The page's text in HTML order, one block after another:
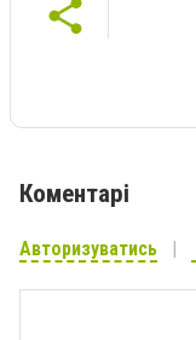
Коментарі
Авторизуватись